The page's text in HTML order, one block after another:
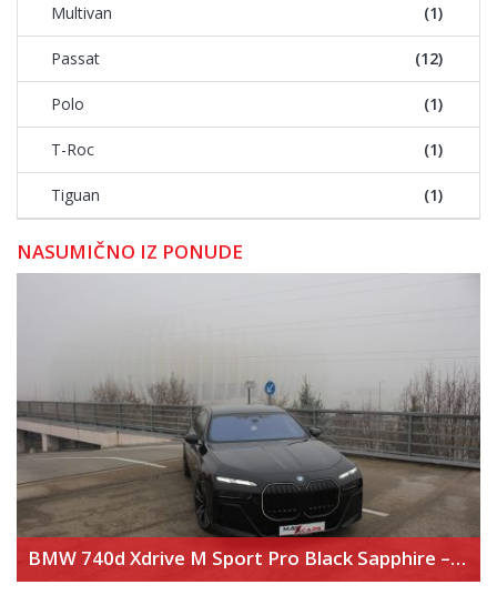
Multivan (1)
Passat (12)
Polo (1)
T-Roc (1)
Tiguan (1)
NASUMIČNO IZ PONUDE
BMW 740d Xdrive M Sport Pro Black Sapphire – Executive Lounge – Theater Screen